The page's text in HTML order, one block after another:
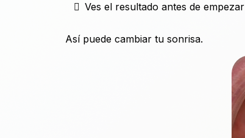
Ves el resultado antes de empezar
Así puede cambiar tu sonrisa.